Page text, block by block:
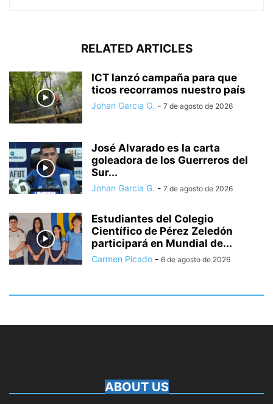
RELATED ARTICLES
ICT lanzó campaña para que
ticos recorramos nuestro país
Johan Garcia G. - 7 de agosto de 2026
José Alvarado es la carta
goleadora de los Guerreros del
Sur...
Johan Garcia G. - 7 de agosto de 2026
Estudiantes del Colegio
Científico de Pérez Zeledón
participará en Mundial de...
Carmen Picado - 6 de agosto de 2026
ABOUT US